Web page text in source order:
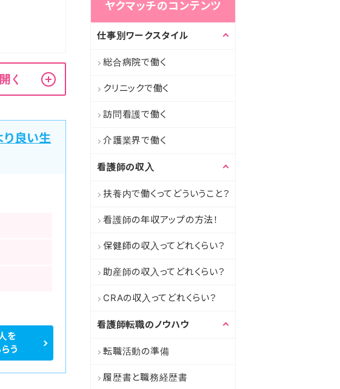
り良い生
を
う
ヤクマッチのコンテンツ
仕事別ワークスタイル
総合病院で働く
クリニックで働く
訪問看護で働く
介護業界で働く
看護師の収入
扶養内で働くってどういうこと？
看護師の年収アップの方法！
保健師の収入ってどれくらい？
助産師の収入ってどれくらい？
CRAの収入ってどれくらい？
看護師転職のノウハウ
転職活動の準備
履歴書と職務経歴書